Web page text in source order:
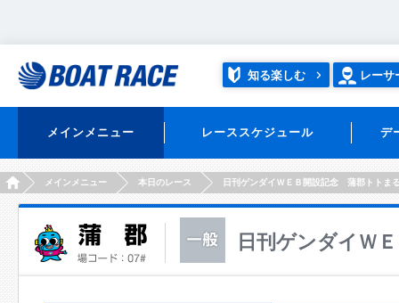
知る楽しむ レーサ
メインメニュー レーススケジュール デ
HOMEメインメニュー 本日のレース 日刊ゲンダイＷＥＢ開設記念 蒲郡トトま
日刊ゲンダイＷ